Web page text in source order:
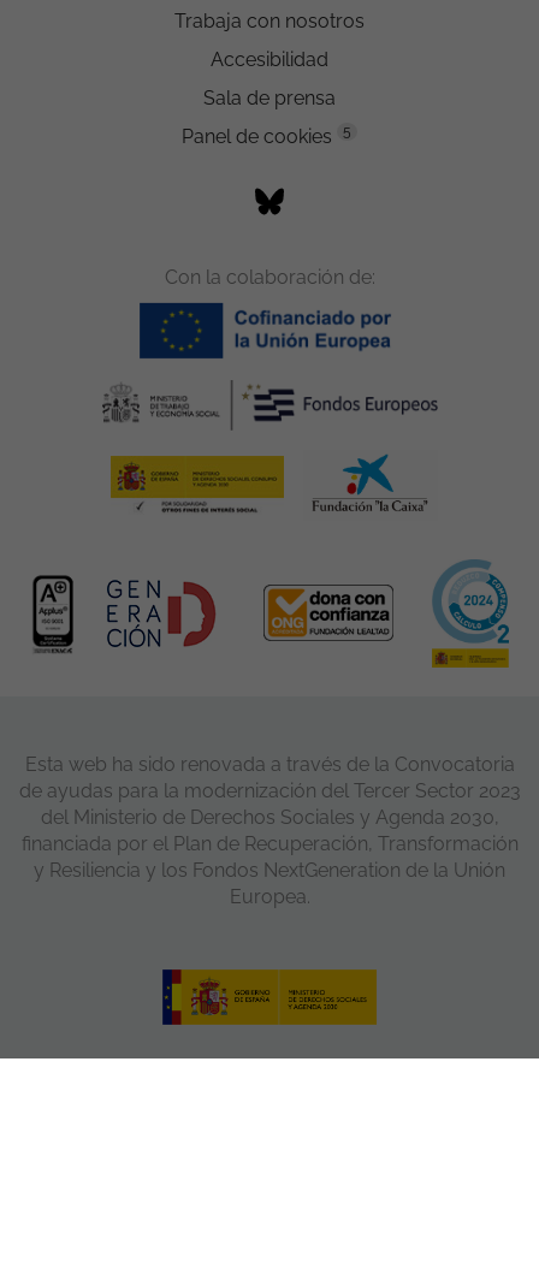
Trabaja con nosotros
Accesibilidad
Sala de prensa
Panel de cookies
5
Con la colaboración de:
Esta web ha sido renovada a través de la Convocatoria
de ayudas para la modernización del Tercer Sector 2023
del Ministerio de Derechos Sociales y Agenda 2030,
financiada por el Plan de Recuperación, Transformación
y Resiliencia y los Fondos NextGeneration de la Unión
Europea.